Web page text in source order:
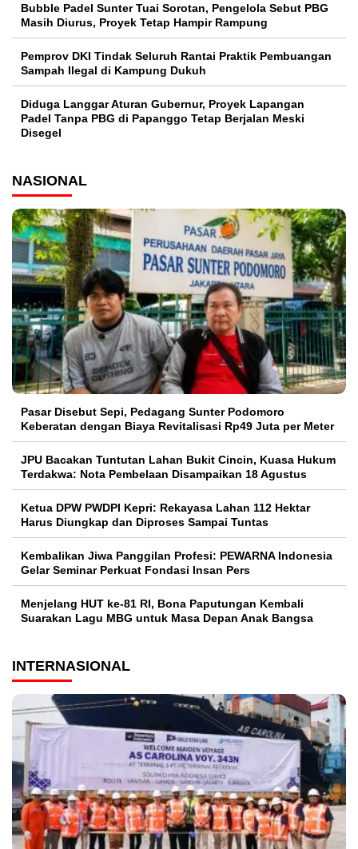
Bubble Padel Sunter Tuai Sorotan, Pengelola Sebut PBG
Masih Diurus, Proyek Tetap Hampir Rampung
Pemprov DKI Tindak Seluruh Rantai Praktik Pembuangan
Sampah Ilegal di Kampung Dukuh
Diduga Langgar Aturan Gubernur, Proyek Lapangan
Padel Tanpa PBG di Papanggo Tetap Berjalan Meski
Disegel
NASIONAL
Pasar Disebut Sepi, Pedagang Sunter Podomoro
Keberatan dengan Biaya Revitalisasi Rp49 Juta per Meter
JPU Bacakan Tuntutan Lahan Bukit Cincin, Kuasa Hukum
Terdakwa: Nota Pembelaan Disampaikan 18 Agustus
Ketua DPW PWDPI Kepri: Rekayasa Lahan 112 Hektar
Harus Diungkap dan Diproses Sampai Tuntas
Kembalikan Jiwa Panggilan Profesi: PEWARNA Indonesia
Gelar Seminar Perkuat Fondasi Insan Pers
Menjelang HUT ke-81 RI, Bona Paputungan Kembali
Suarakan Lagu MBG untuk Masa Depan Anak Bangsa
INTERNASIONAL